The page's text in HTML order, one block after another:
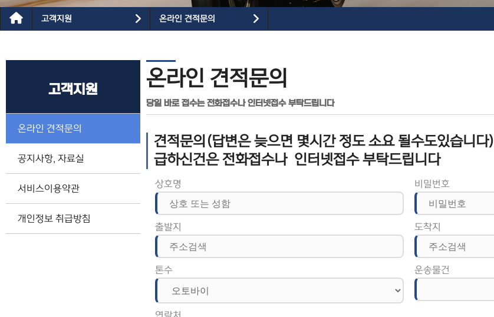
고객지원 온라인 견적문의
고객지원
온라인 견적문의
공지사항, 자료실
서비스이용약관
개인정보 취급방침
온라인 견적문의
당일 바로 접수는 전화접수나 인터넷접수 부탁드립니다
견적문의(답변은 늦으면 몇시간 정도 소요 될수도있습니다)
급하신건은 전화접수나 인터넷접수 부탁드립니다
상호명 비밀번호
출발지 도착지
톤수 운송물건